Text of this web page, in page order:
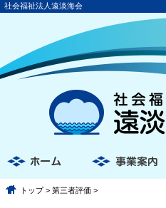
社会福祉法人遠淡海会
トップ> 第三者評価 >